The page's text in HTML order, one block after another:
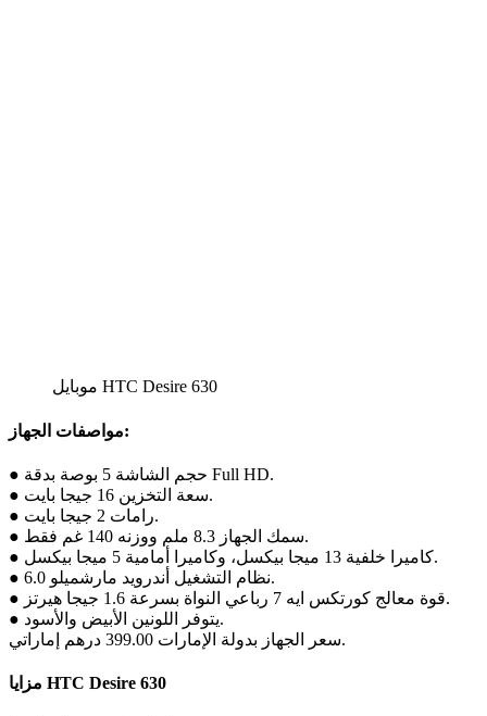
موبايل HTC Desire 630
مواصفات الجهاز:
● حجم الشاشة 5 بوصة بدقة Full HD.
● سعة التخزين 16 جيجا بايت.
● رامات 2 جيجا بايت.
● سمك الجهاز 8.3 ملم ووزنه 140 غم فقط.
● كاميرا خلفية 13 ميجا بيكسل، وكاميرا أمامية 5 ميجا بيكسل.
● نظام التشغيل أندرويد مارشميلو 6.0.
● قوة معالج كورتكس ايه 7 رباعي النواة بسرعة 1.6 جيجا هيرتز.
● يتوفر اللونين الأبيض والأسود.
سعر الجهاز بدولة الإمارات 399.00 درهم إماراتي.
مزايا HTC Desire 630